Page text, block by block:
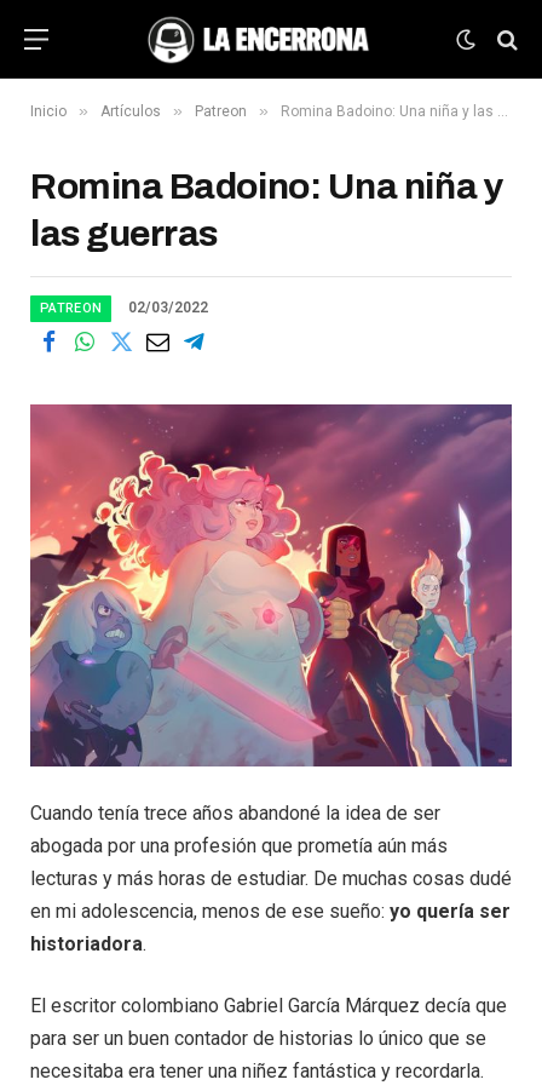
Inicio » Artículos » Patreon » Romina Badoino: Una niña y las guerras
Romina Badoino: Una niña y
las guerras
PATREON 02/03/2022
Cuando tenía trece años abandoné la idea de ser
abogada por una profesión que prometía aún más
lecturas y más horas de estudiar. De muchas cosas dudé
en mi adolescencia, menos de ese sueño: yo quería ser
historiadora.
El escritor colombiano Gabriel García Márquez decía que
para ser un buen contador de historias lo único que se
necesitaba era tener una niñez fantástica y recordarla.